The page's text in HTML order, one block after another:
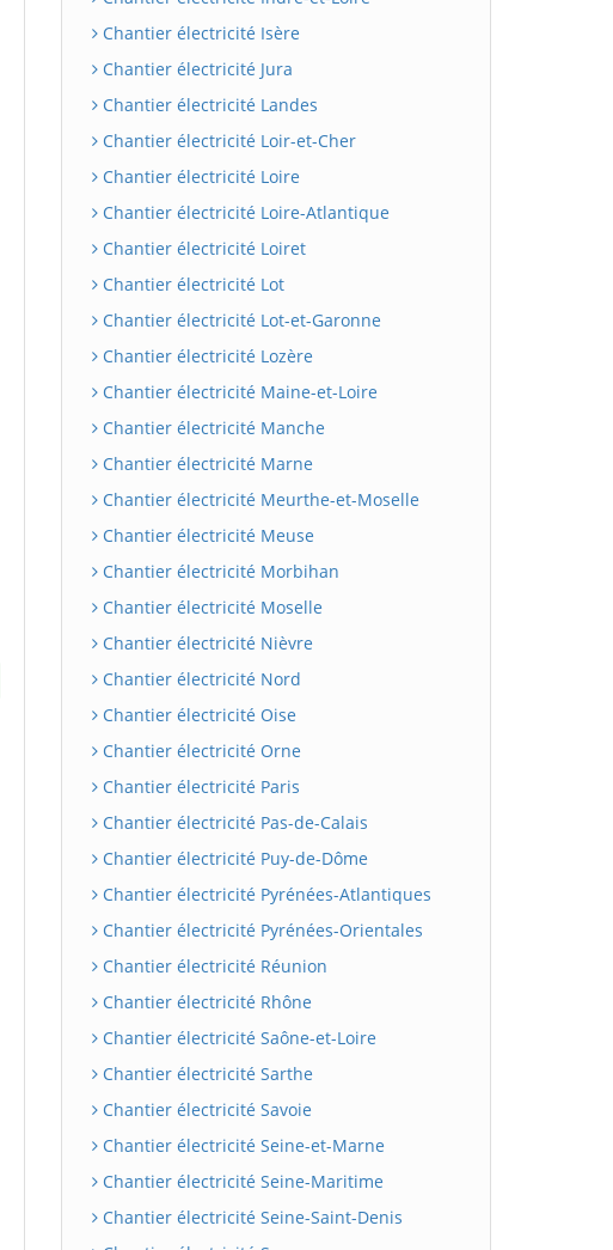
Chantier électricité Isère
Chantier électricité Jura
Chantier électricité Landes
Chantier électricité Loir-et-Cher
Chantier électricité Loire
Chantier électricité Loire-Atlantique
Chantier électricité Loiret
Chantier électricité Lot
Chantier électricité Lot-et-Garonne
Chantier électricité Lozère
Chantier électricité Maine-et-Loire
Chantier électricité Manche
Chantier électricité Marne
Chantier électricité Meurthe-et-Moselle
Chantier électricité Meuse
Chantier électricité Morbihan
Chantier électricité Moselle
Chantier électricité Nièvre
Chantier électricité Nord
Chantier électricité Oise
Chantier électricité Orne
Chantier électricité Paris
Chantier électricité Pas-de-Calais
Chantier électricité Puy-de-Dôme
Chantier électricité Pyrénées-Atlantiques
Chantier électricité Pyrénées-Orientales
Chantier électricité Réunion
Chantier électricité Rhône
Chantier électricité Saône-et-Loire
Chantier électricité Sarthe
Chantier électricité Savoie
Chantier électricité Seine-et-Marne
Chantier électricité Seine-Maritime
Chantier électricité Seine-Saint-Denis